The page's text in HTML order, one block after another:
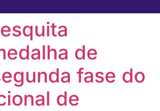
de
fase do
de